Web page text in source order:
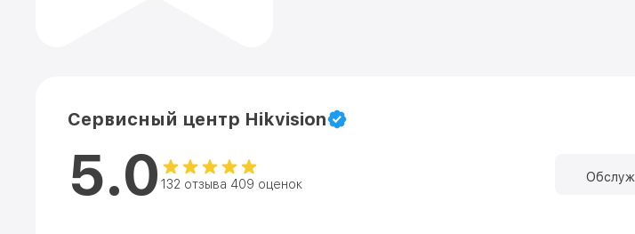
Сервисный центр Hikvision
5.0 132 отзыва 409 оценок